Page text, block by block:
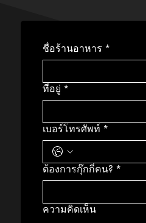
ชื่อร้านอาหาร *
ที่อยู่ *
เบอร์โทรศัพท์ *
ต้องการกุ๊กกี่คน? *
ความคิดเห็น